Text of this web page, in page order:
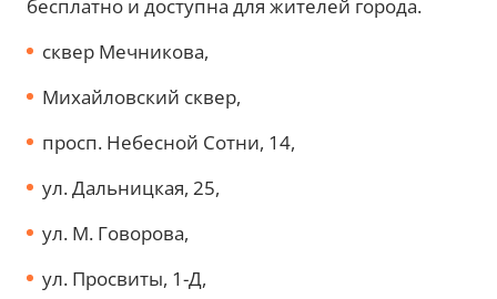
бесплатно и доступна для жителей города.
сквер Мечникова,
Михайловский сквер,
просп. Небесной Сотни, 14,
ул. Дальницкая, 25,
ул. М. Говорова,
ул. Просвиты, 1-Д,